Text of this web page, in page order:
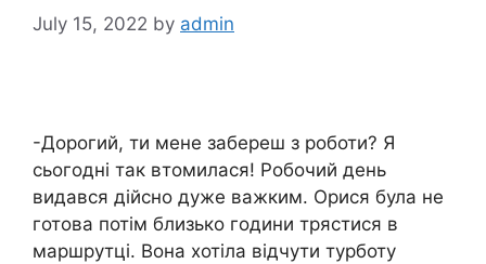
July 15, 2022 by admin
-Дорогий, ти мене забереш з роботи? Я
сьогодні так втомилася! Робочий день
видався дійсно дуже важким. Орися була не
готова потім близько години трястися в
маршрутці. Вона хотіла відчути турботу